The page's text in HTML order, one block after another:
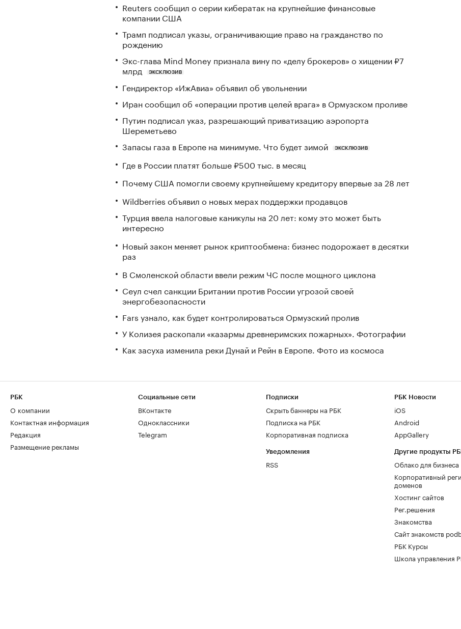
Reuters сообщил о серии кибератак на крупнейшие финансовые
компании США
Трамп подписал указы, ограничивающие право на гражданство по
рождению
Экс-глава Mind Money признала вину по «делу брокеров» о хищении ₽7
млрд
ЭКСКЛЮЗИВ
Гендиректор «ИжАвиа» объявил об увольнении
Иран сообщил об «операции против целей врага» в Ормузском проливе
Путин подписал указ, разрешающий приватизацию аэропорта
Шереметьево
Запасы газа в Европе на минимуме. Что будет зимой
ЭКСКЛЮЗИВ
Где в России платят больше ₽500 тыс. в месяц
Почему США помогли своему крупнейшему кредитору впервые за 28 лет
Wildberries объявил о новых мерах поддержки продавцов
Турция ввела налоговые каникулы на 20 лет: кому это может быть
интересно
Новый закон меняет рынок криптообмена: бизнес подорожает в десятки
раз
В Смоленской области ввели режим ЧС после мощного циклона
Сеул счел санкции Британии против России угрозой своей
энергобезопасности
Fars узнало, как будет контролироваться Ормузский пролив
У Колизея раскопали «казармы древнеримских пожарных». Фотографии
Как засуха изменила реки Дунай и Рейн в Европе. Фото из космоса
РБК
О компании
Контактная информация
Редакция
Размещение рекламы
Социальные сети
ВКонтакте
Одноклассники
Telegram
Подписки
Скрыть баннеры на РБК
Подписка на РБК
Корпоративная подписка
Уведомления
RSS
РБК Новости
iOS
Android
AppGallery
Другие продукты
Облако для бизнеса
Корпоративный
доменов
Хостинг сайтов
Рег.решения
Знакомства
Сайт знакомств
РБК Курсы
Школа управления